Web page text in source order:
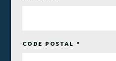
CODE POSTAL *